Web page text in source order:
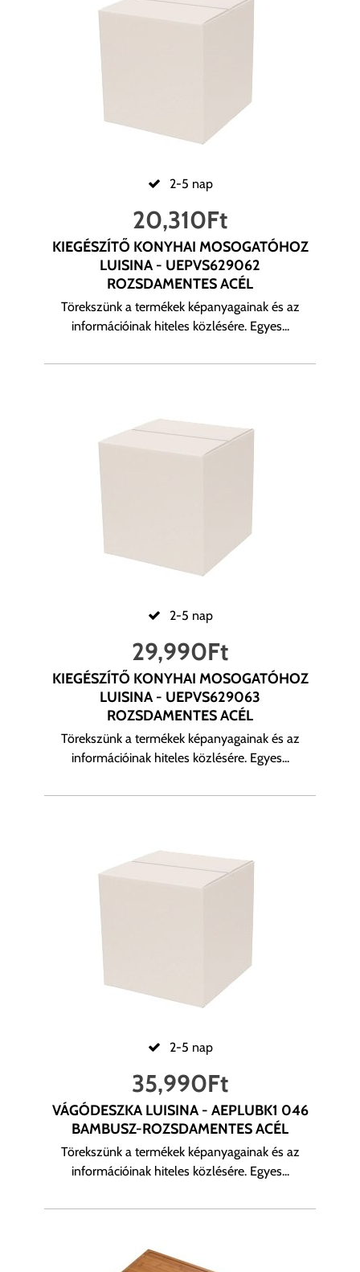
2-5 nap
20,310Ft
KIEGÉSZÍTŐ KONYHAI MOSOGATÓHOZ
LUISINA - UEPVS629062
ROZSDAMENTES ACÉL
Törekszünk a termékek képanyagainak és az
információinak hiteles közlésére. Egyes...
2-5 nap
29,990Ft
KIEGÉSZÍTŐ KONYHAI MOSOGATÓHOZ
LUISINA - UEPVS629063
ROZSDAMENTES ACÉL
Törekszünk a termékek képanyagainak és az
információinak hiteles közlésére. Egyes...
2-5 nap
35,990Ft
VÁGÓDESZKA LUISINA - AEPLUBK1 046
BAMBUSZ-ROZSDAMENTES ACÉL
Törekszünk a termékek képanyagainak és az
információinak hiteles közlésére. Egyes...